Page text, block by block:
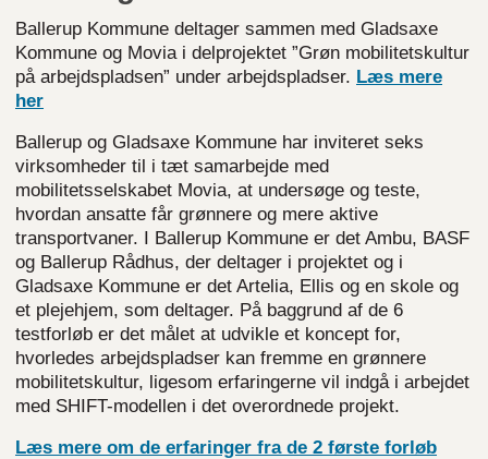
Ballerup Kommune deltager sammen med Gladsaxe
Kommune og Movia i delprojektet ”Grøn mobilitetskultur
på arbejdspladsen” under arbejdspladser. Læs mere
her
Ballerup og Gladsaxe Kommune har inviteret seks
virksomheder til i tæt samarbejde med
mobilitetsselskabet Movia, at undersøge og teste,
hvordan ansatte får grønnere og mere aktive
transportvaner. I Ballerup Kommune er det Ambu, BASF
og Ballerup Rådhus, der deltager i projektet og i
Gladsaxe Kommune er det Artelia, Ellis og en skole og
et plejehjem, som deltager. På baggrund af de 6
testforløb er det målet at udvikle et koncept for,
hvorledes arbejdspladser kan fremme en grønnere
mobilitetskultur, ligesom erfaringerne vil indgå i arbejdet
med SHIFT-modellen i det overordnede projekt.
Læs mere om de erfaringer fra de 2 første forløb